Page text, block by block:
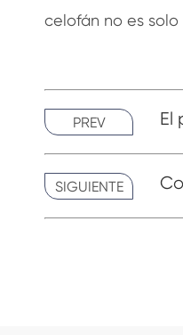
celofán no es
PREV El
SIGUIENTE